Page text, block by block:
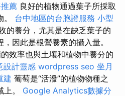
薦 良好的植物通過葉子所採取
。 台中地區的台胞證服務 小型
的養分，尤其是在缺乏葉子的
因此是根營養素的攝入量。
效率也與土壤和植物中養分的
設計靈感 wordpress seo 坐月
建 葡萄是“活潑”的植物物種之
。 Google Analytics數據分